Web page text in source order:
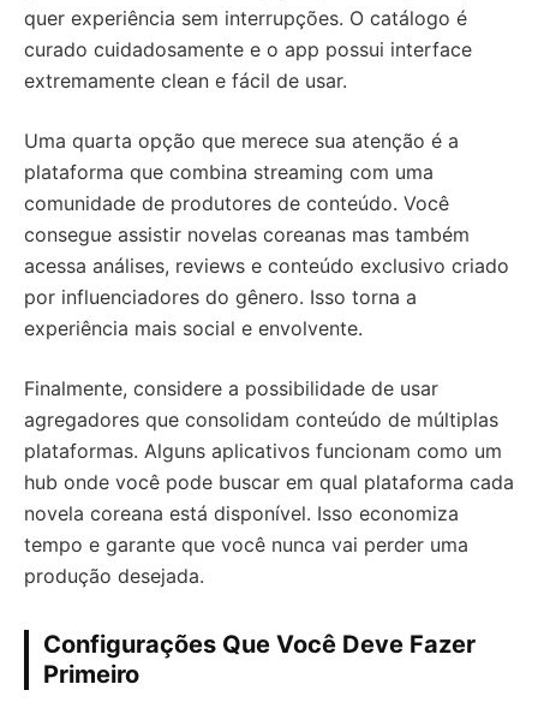
quer experiência sem interrupções. O catálogo é
curado cuidadosamente e o app possui interface
extremamente clean e fácil de usar.
Uma quarta opção que merece sua atenção é a
plataforma que combina streaming com uma
comunidade de produtores de conteúdo. Você
consegue assistir novelas coreanas mas também
acessa análises, reviews e conteúdo exclusivo criado
por influenciadores do gênero. Isso torna a
experiência mais social e envolvente.
Finalmente, considere a possibilidade de usar
agregadores que consolidam conteúdo de múltiplas
plataformas. Alguns aplicativos funcionam como um
hub onde você pode buscar em qual plataforma cada
novela coreana está disponível. Isso economiza
tempo e garante que você nunca vai perder uma
produção desejada.
Configurações Que Você Deve Fazer
Primeiro